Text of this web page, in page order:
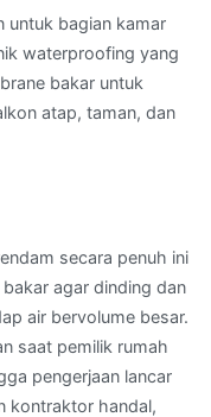
untuk bagian kamar
waterproofing yang
bakar untuk
atap, taman, dan
secara penuh ini
agar dinding dan
air bervolume besar.
saat pemilik rumah
pengerjaan lancar
kontraktor handal,